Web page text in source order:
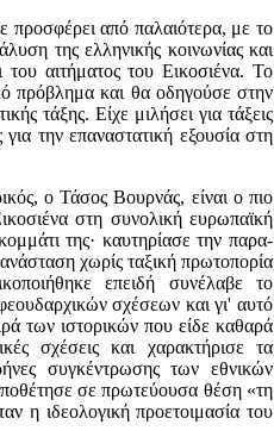
προσφέρει από παλαιότερα, με το
της ελληνικής κοινωνίας και
αιτήματος του Εικοσιένα. Το
πρόβλημα και θα οδηγούσε στην
τάξης. Είχε μιλήσει για τάξεις
την επαναστατική ε­ξουσία στη
ο Τάσος Βουρνάς, είναι ο πιο
στη συ­νολική ευρωπαϊκή
της· καυτηρίασε την παρα­
χωρίς ταξική πρωτοπορία
επειδή συνέλαβε το
σχέσεων και γι' αυτό
των ιστορικών που είδε καθαρά
σχέσεις και χαρακτήρισε τα
συγκέντρωσης των εθνικών
σε πρωτεύουσα θέση «τη
η ιδεολογική προετοιμασία του